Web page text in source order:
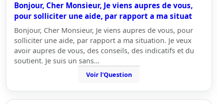
Bonjour, Cher Monsieur, Je viens aupres de vous,
pour solliciter une aide, par rapport a ma situat
Bonjour, Cher Monsieur, Je viens aupres de vous, pour
solliciter une aide, par rapport a ma situation. Je veux
avoir aupres de vous, des conseils, des indicatifs et du
soutient. Je suis un sans…
Voir l'Question